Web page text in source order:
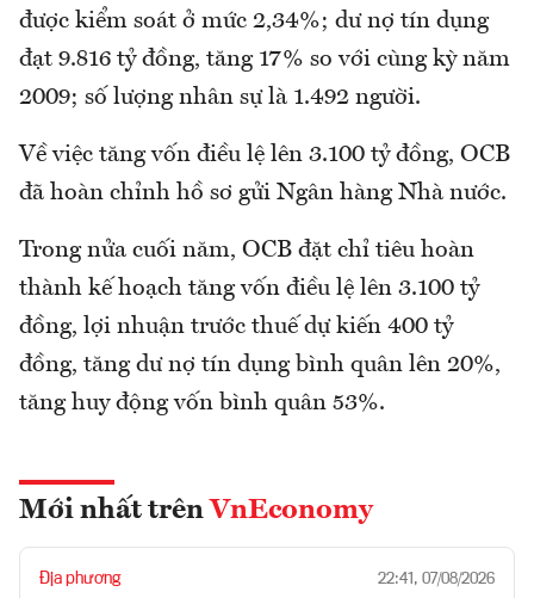
được kiểm soát ở mức 2,34%; dư nợ tín dụng
đạt 9.816 tỷ đồng, tăng 17% so với cùng kỳ năm
2009; số lượng nhân sự là 1.492 người.
Về việc tăng vốn điều lệ lên 3.100 tỷ đồng, OCB
đã hoàn chỉnh hồ sơ gửi Ngân hàng Nhà nước.
Trong nửa cuối năm, OCB đặt chỉ tiêu hoàn
thành kế hoạch tăng vốn điều lệ lên 3.100 tỷ
đồng, lợi nhuận trước thuế dự kiến 400 tỷ
đồng, tăng dư nợ tín dụng bình quân lên 20%,
tăng huy động vốn bình quân 53%.
Mới nhất trên VnEconomy
Địa phương 22:41, 07/08/2026